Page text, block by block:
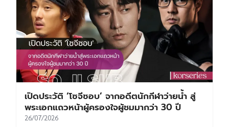
เปิดประวัติ ‘โซจีซอบ’ จากอดีตนักกีฬาว่ายน้ำ สู่
พระเอกแถวหน้าผู้ครองใจผู้ชมมากว่า 30 ปี
26/07/2026